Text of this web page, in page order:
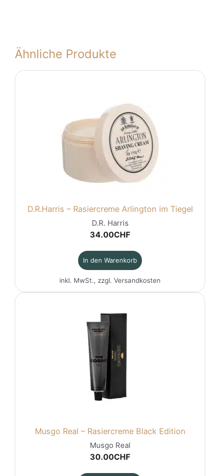
Ähnliche Produkte
D.R.Harris – Rasiercreme Arlington im Tiegel
D.R. Harris
34.00CHF
In den Warenkorb
inkl. MwSt., zzgl. Versandkosten
Musgo Real – Rasiercreme Black Edition
Musgo Real
30.00CHF